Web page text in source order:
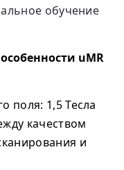
обучение
uMR
поля: 1,5 Тесла
качеством
и